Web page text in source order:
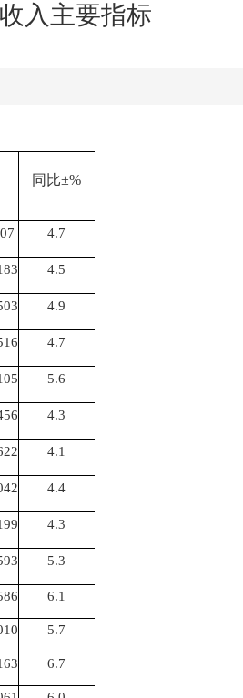
入主要指标
同比±%
4.7
4.5
4.9
4.7
5.6
4.3
4.1
4.4
4.3
5.3
6.1
5.7
6.7